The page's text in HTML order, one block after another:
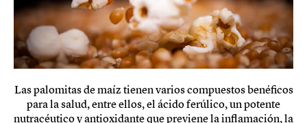
Las palomitas de maíz tienen varios compuestos benéficos
para la salud, entre ellos, el ácido ferúlico, un potente
nutracéutico y antioxidante que previene la inflamación, la